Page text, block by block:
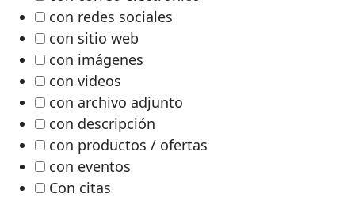
con redes sociales
con sitio web
con imágenes
con videos
con archivo adjunto
con descripción
con productos / ofertas
con eventos
Con citas